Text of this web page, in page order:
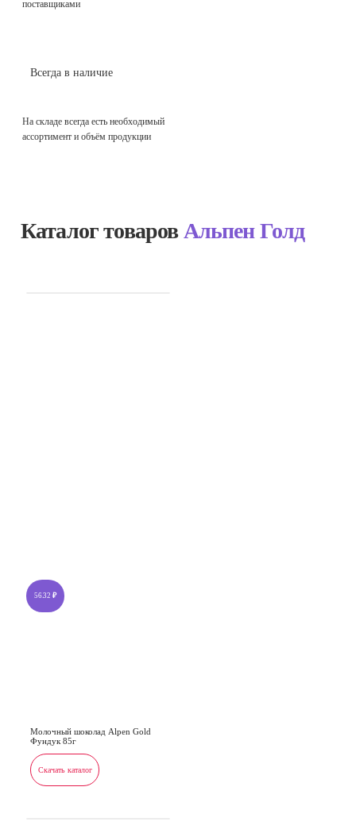
поставщиками
Всегда в наличие
На складе всегда есть необходимый
ассортимент и объём продукции
Каталог товаров Альпен Голд
56.32 ₽
Молочный шоколад Alpen Gold
Фундук 85г
Скачать каталог